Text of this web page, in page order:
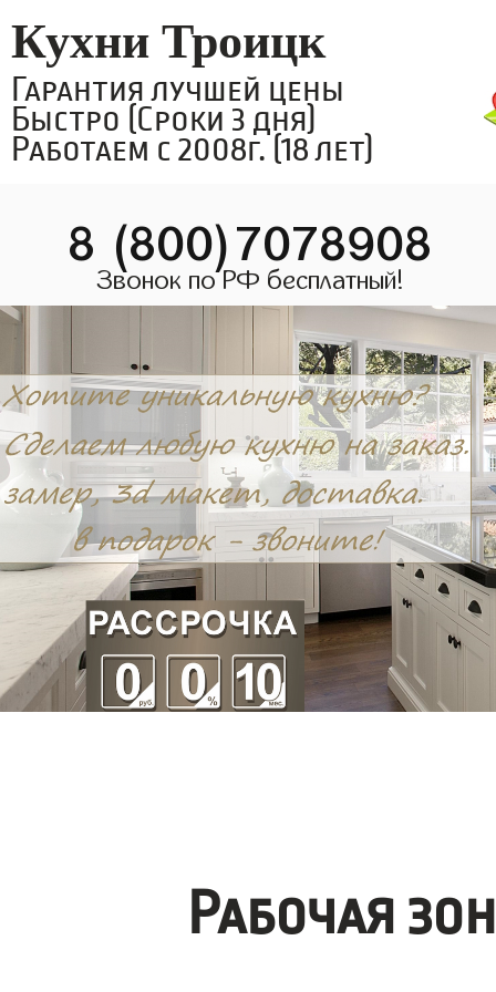
Кухни Троицк
Гарантия лучшей цены
Быстро (Сроки 3 дня)
Работаем с 2008г. (18 лет)
8 (800)7078908
Звонок по РФ бесплатный!
Рабочая